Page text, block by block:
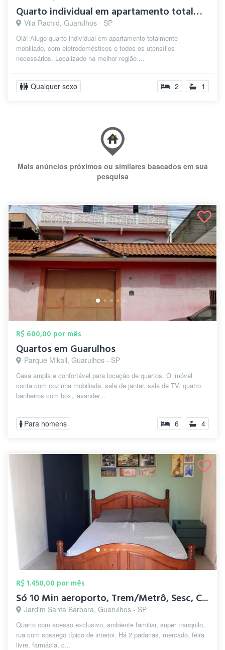
Quarto individual em apartamento totalme...
Vila Rachid, Guarulhos - SP
Olá! Alugo quarto individual em apartamento totalmente
mobiliado, com eletrodomésticos e todos os utensílios
necessários. Localizado na melhor região ...
Qualquer sexo 2 1
Mais anúncios próximos ou similares baseados em sua
pesquisa
R$ 600,00 por mês
Quartos em Guarulhos
Parque Mikail, Guarulhos - SP
Casa ampla e confortável para locação de quartos. O imóvel
conta com cozinha mobiliada, sala de jantar, sala de TV, quatro
banheiros com box, lavander...
Para homens 6 4
R$ 1.450,00 por mês
Só 10 Min aeroporto, Trem/Metrô, Sesc, C...
Jardim Santa Bárbara, Guarulhos - SP
Quarto com acesso exclusivo, ambiente familiar, super tranquilo,
rua com sossego típico de interior. Há 2 padarias, mercado, feira
livre, farmácia, c...